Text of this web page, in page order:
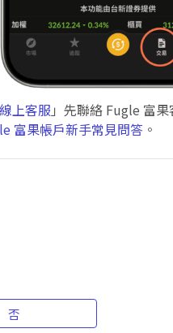
線上客服 」先聯絡 Fugle 富
富果帳戶新手常見問答 。
否